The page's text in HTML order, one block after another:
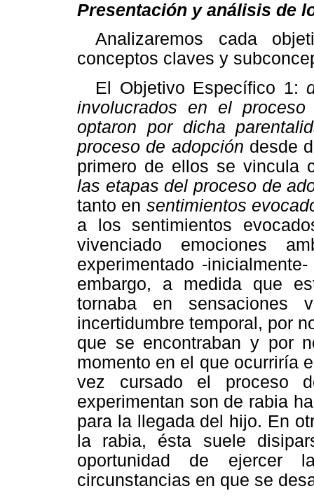
Presentación y análisis de
Analizaremos cada
conceptos claves y
El Objetivo Específico 1:
involucrados en el
optaron por dicha
proceso de adopción desde
primero de ellos se vincula
las etapas del proceso de
tanto en sentimientos
a los sentimientos
vivenciado emociones
experimentado -
embargo, a medida que
tornaba en sensaciones
incertidumbre temporal, por
que se encontraban y por
momento en el que ocurriría
vez cursado el proceso
experimentan son de rabia
para la llegada del hijo. En
la rabia, ésta suele
oportunidad de ejercer
circunstancias en que se